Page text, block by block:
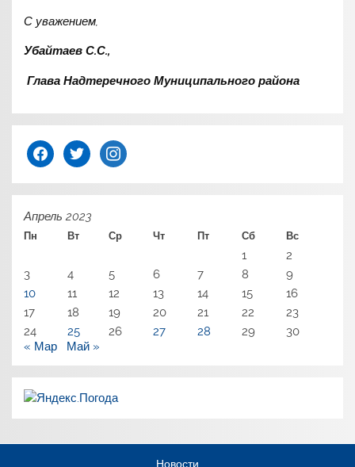
С уважением,
Убайтаев С.С.,
Глава Надтеречного Муниципального района
facebooktwitter instagram
Апрель 2023
Пн Вт Ср Чт Пт Сб Вс
1
2
3
4 5 6 7 8
9
10
11 12 13 14 15
16
17
18 19 20 21 22
23
24
25 26 27 28 29
30
« Мар
Май »
Новости